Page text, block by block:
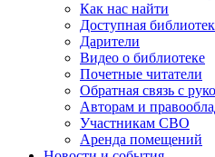
Как нас найти
Доступная
Дарители
Видео о библиотеке
Почетные читатели
Обратная связь с
Авторам и
Участникам СВО
Аренда помещений